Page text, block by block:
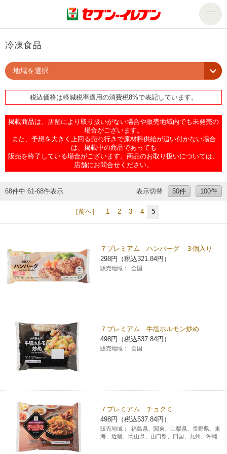
商品のご案内
商品のご案内トップ
今週の新商品
商品カテゴリ一覧
食の安全・安心への取組み
プリペイドカード・金券
セール・キャンペーン
サービス
nanacoトップ
マルチコピー機でできることトップ
プリント
ファクス
チケット
スポーツ振興くじ
行政サービス
切手・はがき・印紙
ご利用可能なお支払い方法
各種料金のお支払い
レジでApple Accountにチャージ
オンラインフォトサービス
セブンチケット
イープラス
CNプレイガイド
セブン‐イレブンでお受取り
セブンネットショッピング
企業情報トップ
ニュースリリース
会社概要
沿革
国内店舗数
セブン‐イレブンの海外事業
データで見るセブン‐イレブン
私たちの取組み
サステナビリティ
サステナビリティトップ
セブン＆アイ・ホールディングスの重点課題
サステナビリティ活動基本方針
GREEN CHALLENGE 2050
4VISIONS
サステナビリティレポート
報告書ライブラリー
加盟店オーナー募集 物件募集・購入
アルバイト情報
店舗検索
ネットショッピング
お問い合わせ
Language
English (Corporate)
简体中文(服务)
한국어(서비스)
ภาษาไทย(บริการ)
冷凍食品
地域を選択
税込価格は軽減税率適用の消費税8%で表記しています。
掲載商品は、店舗により取り扱いがない場合や販売地域内でも未発売の
場合がございます。
また、予想を大きく上回る売れ行きで原材料供給が追い付かない場合
は、掲載中の商品であっても
販売を終了している場合がございます。商品のお取り扱いについては、
店舗にお問合せください。
68件中 61-68件表示 表示切替 50件 100件
［前へ］ 1 2 3 4 5
７プレミアム ハンバーグ ３個入り
298円（税込321.84円）
販売地域： 全国
７プレミアム 牛塩ホルモン炒め
498円（税込537.84円）
販売地域： 全国
７プレミアム チュクミ
498円（税込537.84円）
販売地域：
福島県、関東、山梨県、長野県、東
海、近畿、岡山県、山口県、四国、九州、沖縄